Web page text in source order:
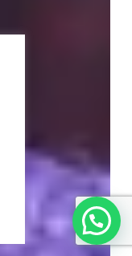
Hola! 👋